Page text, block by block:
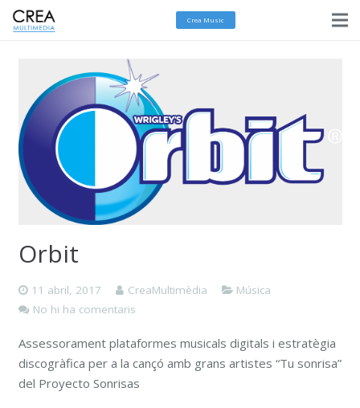
Crea Music
Orbit
11 abril, 2017 CreaMultimèdia
Música
No hi ha comentaris
Assessorament plataformes musicals digitals i estratègia
discogràfica per a la cançó amb grans artistes “Tu sonrisa”
del Proyecto Sonrisas